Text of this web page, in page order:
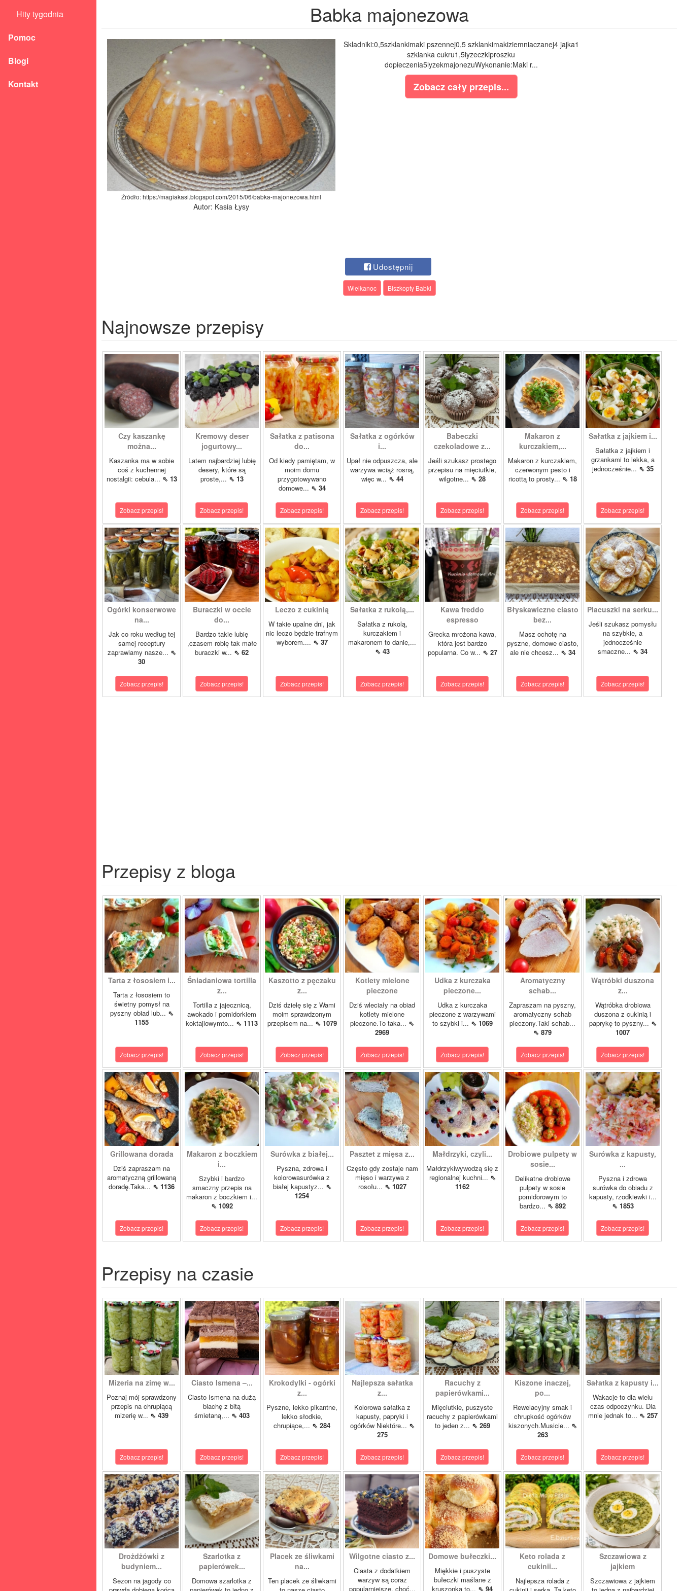
Hity tygodnia
Pomoc
Blogi
Kontakt
Babka majonezowa
Źródło: https://magiakasi.blogspot.com/2015/06/babka-majonezowa.html
Autor: Kasia Łysy
Skladniki:0,5szklankimaki pszennej0,5 szklankimakiziemniaczanej4 jajka1
szklanka cukru1,5lyzeczkiproszku
dopieczenia5lyzekmajonezuWykonanie:Maki r...
Zobacz cały przepis...
Udostępnij
Wielkanoc Biszkopty Babki
Najnowsze przepisy
Czy kaszankę
można...
Kaszanka ma w sobie
coś z kuchennej
nostalgii: cebula... ⇖ 13
Zobacz przepis!
Kremowy deser
jogurtowy...
Latem najbardziej lubię
desery, które są
proste,... ⇖ 13
Zobacz przepis!
Sałatka z patisona
do...
Od kiedy pamiętam, w
moim domu
przygotowywano
domowe... ⇖ 34
Zobacz przepis!
Sałatka z ogórków
i...
Upał nie odpuszcza, ale
warzywa wciąż rosną,
więc w... ⇖ 44
Zobacz przepis!
Babeczki
czekoladowe z...
Jeśli szukasz prostego
przepisu na mięciutkie,
wilgotne... ⇖ 28
Zobacz przepis!
Makaron z
kurczakiem,...
Makaron z kurczakiem,
czerwonym pesto i
ricottą to prosty... ⇖ 18
Zobacz przepis!
Sałatka z jajkiem i...
Sałatka z jajkiem i
grzankami to lekka, a
jednocześnie... ⇖ 35
Zobacz przepis!
Ogórki konserwowe
na...
Jak co roku według tej
samej receptury
zaprawiamy nasze... ⇖
30
Zobacz przepis!
Buraczki w occie
do...
Bardzo takie lubię
,czasem robię tak małe
buraczki w... ⇖ 62
Zobacz przepis!
Leczo z cukinią
W takie upalne dni, jak
nic leczo będzie trafnym
wyborem.... ⇖ 37
Zobacz przepis!
Sałatka z rukolą,...
Sałatka z rukolą,
kurczakiem i
makaronem to danie,...
⇖ 43
Zobacz przepis!
Kawa freddo
espresso
Grecka mrożona kawa,
która jest bardzo
popularna. Co w... ⇖ 27
Zobacz przepis!
Błyskawiczne ciasto
bez...
Masz ochotę na
pyszne, domowe ciasto,
ale nie chcesz... ⇖ 34
Zobacz przepis!
Placuszki na serku...
Jeśli szukasz pomysłu
na szybkie, a
jednocześnie
smaczne... ⇖ 34
Zobacz przepis!
Przepisy z bloga
Tarta z łososiem i...
Tarta z łososiem to
świetny pomysł na
pyszny obiad lub... ⇖
1155
Zobacz przepis!
Śniadaniowa tortilla
z...
Tortilla z jajecznicą,
awokado i pomidorkiem
koktajlowymto... ⇖ 1113
Zobacz przepis!
Kaszotto z pęczaku
z...
Dziś dzielę się z Wami
moim sprawdzonym
przepisem na... ⇖ 1079
Zobacz przepis!
Kotlety mielone
pieczone
Dziś wleciały na obiad
kotlety mielone
pieczone.To taka... ⇖
2969
Zobacz przepis!
Udka z kurczaka
pieczone...
Udka z kurczaka
pieczone z warzywami
to szybki i... ⇖ 1069
Zobacz przepis!
Aromatyczny
schab...
Zapraszam na pyszny,
aromatyczny schab
pieczony.Taki schab...
⇖ 879
Zobacz przepis!
Wątróbki duszona
z...
Wątróbka drobiowa
duszona z cukinią i
paprykę to pyszny... ⇖
1007
Zobacz przepis!
Grillowana dorada
Dziś zapraszam na
aromatyczną grillowaną
doradę.Taka... ⇖ 1136
Zobacz przepis!
Makaron z boczkiem
i...
Szybki i bardzo
smaczny przepis na
makaron z boczkiem i...
⇖ 1092
Zobacz przepis!
Surówka z białej...
Pyszna, zdrowa i
kolorowasurówka z
białej kapustyz... ⇖
1254
Zobacz przepis!
Pasztet z mięsa z...
Często gdy zostaje nam
mięso i warzywa z
rosołu... ⇖ 1027
Zobacz przepis!
Małdrzyki, czyli...
Małdrzykiwywodzą się z
regionalnej kuchni... ⇖
1162
Zobacz przepis!
Drobiowe pulpety w
sosie...
Delikatne drobiowe
pulpety w sosie
pomidorowym to
bardzo... ⇖ 892
Zobacz przepis!
Surówka z kapusty,
...
Pyszna i zdrowa
surówka do obiadu z
kapusty, rzodkiewki i...
⇖ 1853
Zobacz przepis!
Przepisy na czasie
Mizeria na zimę w...
Poznaj mój sprawdzony
przepis na chrupiącą
mizerię w... ⇖ 439
Zobacz przepis!
Ciasto Ismena –...
Ciasto Ismena na dużą
blachę z bitą
śmietaną,... ⇖ 403
Zobacz przepis!
Krokodylki - ogórki
z...
Pyszne, lekko pikantne,
lekko słodkie,
chrupiące,... ⇖ 284
Zobacz przepis!
Najlepsza sałatka
z...
Kolorowa sałatka z
kapusty, papryki i
ogórków Niektóre... ⇖
275
Zobacz przepis!
Racuchy z
papierówkami...
Mięciutkie, puszyste
racuchy z papierówkami
to jeden z... ⇖ 269
Zobacz przepis!
Kiszone inaczej,
po...
Rewelacyjny smak i
chrupkość ogórków
kiszonych.Musicie... ⇖
263
Zobacz przepis!
Sałatka z kapusty i...
Wakacje to dla wielu
czas odpoczynku. Dla
mnie jednak to... ⇖ 257
Zobacz przepis!
Drożdżówki z
budyniem...
Sezon na jagody co
Szarlotka z
papierówek...
Domowa szarlotka z
Placek ze śliwkami
na...
Ten placek ze śliwkami
Wilgotne ciasto z...
Ciasta z dodatkiem
warzyw są coraz
popularniejsze, choć...
Domowe bułeczki...
Miękkie i puszyste
bułeczki maślane z
kruszonką to... ⇖ 94
Keto rolada z
cukinii...
Najlepsza rolada z
Szczawiowa z
jajkiem
Szczawiowa z jajkiem